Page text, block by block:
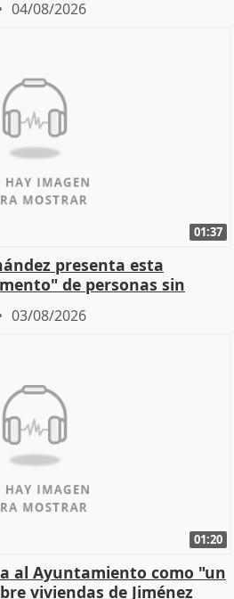
04/08/2026
01:37
presenta esta
de personas sin
03/08/2026
01:20
al Ayuntamiento como "un
viviendas de Jiménez